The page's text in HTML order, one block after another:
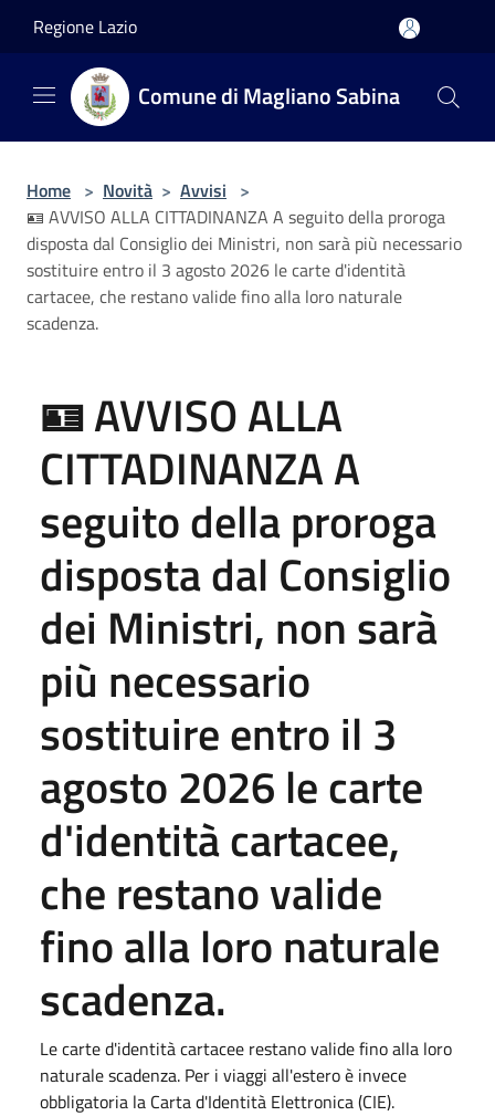
Regione Lazio
Comune di Magliano Sabina
Home > Novità > Avvisi >
🪪 AVVISO ALLA CITTADINANZA A seguito della proroga
disposta dal Consiglio dei Ministri, non sarà più necessario
sostituire entro il 3 agosto 2026 le carte d'identità
cartacee, che restano valide fino alla loro naturale
scadenza.
🪪 AVVISO ALLA
CITTADINANZA A
seguito della proroga
disposta dal Consiglio
dei Ministri, non sarà
più necessario
sostituire entro il 3
agosto 2026 le carte
d'identità cartacee,
che restano valide
fino alla loro naturale
scadenza.
Le carte d'identità cartacee restano valide fino alla loro
naturale scadenza. Per i viaggi all'estero è invece
obbligatoria la Carta d'Identità Elettronica (CIE).